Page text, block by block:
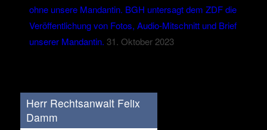
ohne unsere Mandantin. BGH untersagt dem ZDF die
Veröffentlichung von Fotos, Audio-Mitschnitt und Brief
unserer Mandantin. 31. Oktober 2023
Herr Rechtsanwalt Felix
Damm